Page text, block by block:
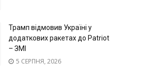
Трамп відмовив Україні у
додаткових ракетах до Patriot
– ЗМІ
5 СЕРПНЯ, 2026